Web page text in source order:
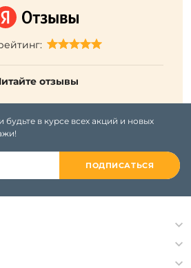
отзывы
будьте в курсе всех акций и новых
ПОДПИСАТЬСЯ